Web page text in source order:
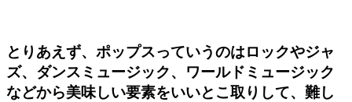
とりあえず、ポップスっていうのはロックやジャ
ズ、ダンスミュージック、ワールドミュージック
などから美味しい要素をいいとこ取りして、難し